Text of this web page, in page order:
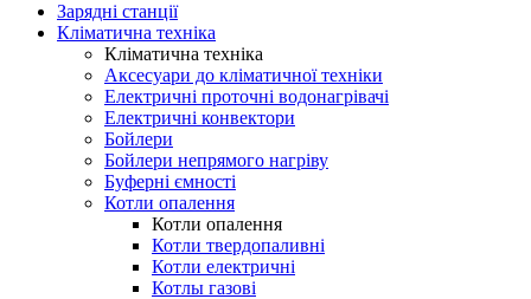
Зарядні станції
Кліматична техніка
Кліматична техніка
Аксесуари до кліматичної техніки
Електричні проточні водонагрівачі
Електричні конвектори
Бойлери
Бойлери непрямого нагріву
Буферні ємності
Котли опалення
Котли опалення
Котли твердопаливні
Котли електричні
Котлы газові